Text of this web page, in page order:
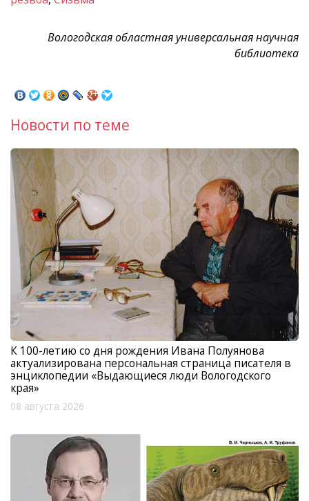
Вологодская областная универсальная научная
библиотека
Новости по теме
К 100-летию со дня рождения Ивана Полуянова
актуализирована персональная страница писателя в
энциклопедии «Выдающиеся люди Вологодского
края»
08 августа 2026